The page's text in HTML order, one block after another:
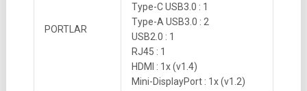
PORTLAR
Type-C USB3.0 : 1
Type-A USB3.0 : 2
USB2.0 : 1
RJ45 : 1
HDMI : 1x (v1.4)
Mini-DisplayPort : 1x (v1.2)